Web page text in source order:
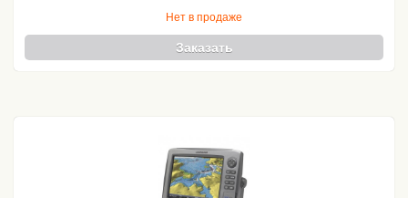
Нет в продаже
Заказать